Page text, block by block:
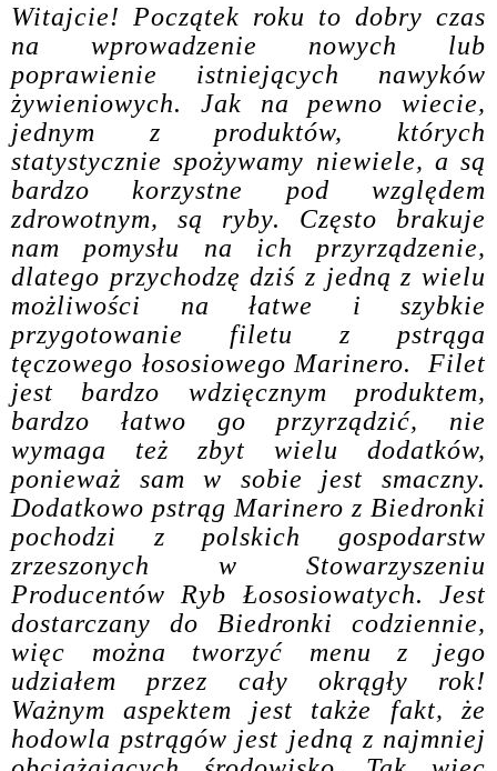
Witajcie! Początek roku to dobry czas
na wprowadzenie nowych lub
poprawienie istniejących nawyków
żywieniowych. Jak na pewno wiecie,
jednym z produktów, których
statystycznie spożywamy niewiele, a są
bardzo korzystne pod względem
zdrowotnym, są ryby. Często brakuje
nam pomysłu na ich przyrządzenie,
dlatego przychodzę dziś z jedną z wielu
możliwości na łatwe i szybkie
przygotowanie filetu z pstrąga
tęczowego łososiowego Marinero. Filet
jest bardzo wdzięcznym produktem,
bardzo łatwo go przyrządzić, nie
wymaga też zbyt wielu dodatków,
ponieważ sam w sobie jest smaczny.
Dodatkowo pstrąg Marinero z Biedronki
pochodzi z polskich gospodarstw
zrzeszonych w Stowarzyszeniu
Producentów Ryb Łososiowatych. Jest
dostarczany do Biedronki codziennie,
więc można tworzyć menu z jego
udziałem przez cały okrągły rok!
Ważnym aspektem jest także fakt, że
hodowla pstrągów jest jedną z najmniej